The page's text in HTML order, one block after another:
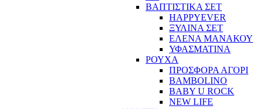
ΒΑΠΤΙΣΤΙΚΑ ΣΕΤ
HAPPYEVER
ΞΥΛΙΝΑ ΣΕΤ
ΕΛΕΝΑ ΜΑΝΑΚΟΥ
ΥΦΑΣΜΑΤΙΝΑ
ΡΟΥΧΑ
ΠΡΟΣΦΟΡΑ ΑΓΟΡΙ
BAMBOLINO
BABY U ROCK
NEW LIFE